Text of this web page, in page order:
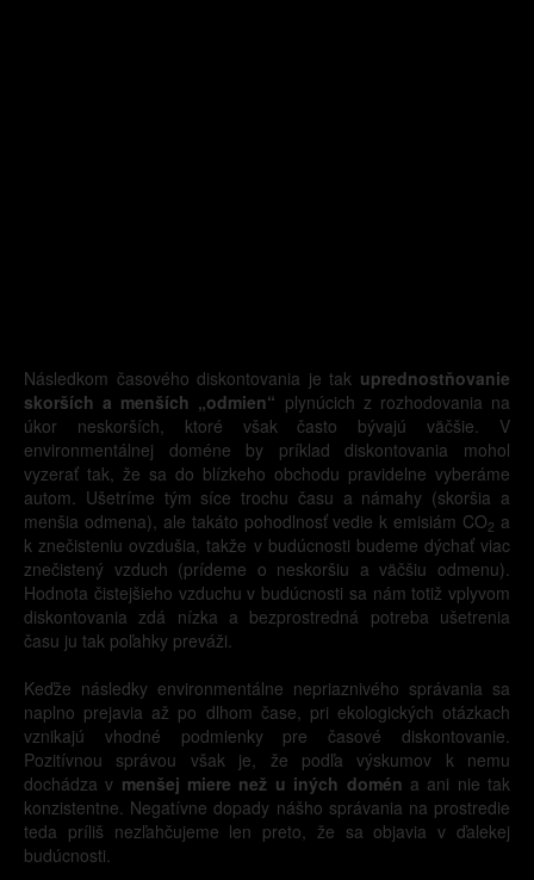
Následkom časového diskontovania je tak uprednostňovanie
skorších a menších „odmien“ plynúcich z rozhodovania na
úkor neskorších, ktoré však často bývajú väčšie. V
environmentálnej doméne by príklad diskontovania mohol
vyzerať tak, že sa do blízkeho obchodu pravidelne vyberáme
autom. Ušetríme tým síce trochu času a námahy (skoršia a
menšia odmena), ale takáto pohodlnosť vedie k emisiám CO2 a
k znečisteniu ovzdušia, takže v budúcnosti budeme dýchať viac
znečistený vzduch (prídeme o neskoršiu a väčšiu odmenu).
Hodnota čistejšieho vzduchu v budúcnosti sa nám totiž vplyvom
diskontovania zdá nízka a bezprostredná potreba ušetrenia
času ju tak poľahky preváži.
Keďže následky environmentálne nepriaznivého správania sa
naplno prejavia až po dlhom čase, pri ekologických otázkach
vznikajú vhodné podmienky pre časové diskontovanie.
Pozitívnou správou však je, že podľa výskumov k nemu
dochádza v menšej miere než u iných domén a ani nie tak
konzistentne. Negatívne dopady nášho správania na prostredie
teda príliš nezľahčujeme len preto, že sa objavia v ďalekej
budúcnosti.